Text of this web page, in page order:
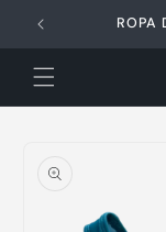
directamente
al contenido
ROPA
información